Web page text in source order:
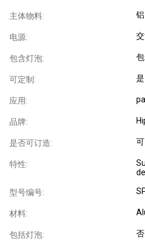
主体物料: 铝
电源:
包含灯泡:
可定制: 是
应用:
品牌:
是否可订造:
特性:
型号编号:
材料:
包括灯泡: 否